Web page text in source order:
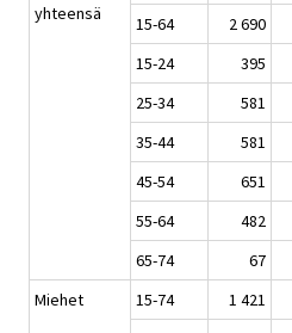
yhteensä
15-64
2 690
15-24
395
25-34
581
35-44
581
45-54
651
55-64
482
65-74
67
Miehet
15-74 1 421